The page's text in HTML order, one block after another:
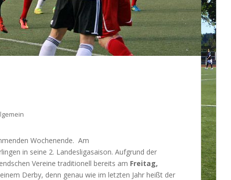
Wochenende. Am
in seine 2. Landesligasaison. Aufgrund der
Vereine traditionell bereits am Freitag,
Derby, denn genau wie im letzten Jahr heißt der